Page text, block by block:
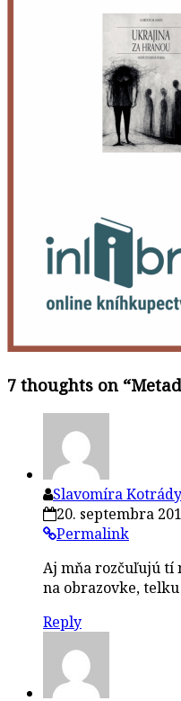
7 thoughts on “
Slavomíra
20. septembra
Permalink
Aj mňa rozčuľujú tí
na obrazovke,
Reply